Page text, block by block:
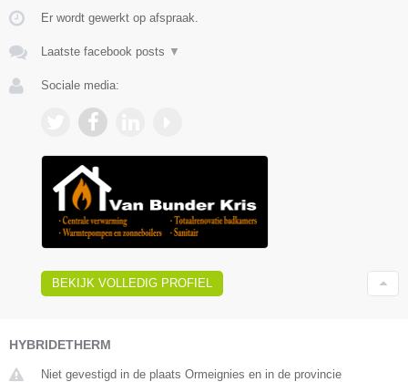
Er wordt gewerkt op afspraak.
Laatste facebook posts ▼
Sociale media:
BEKIJK VOLLEDIG PROFIEL
HYBRIDETHERM
Niet gevestigd in de plaats Ormeignies en in de provincie